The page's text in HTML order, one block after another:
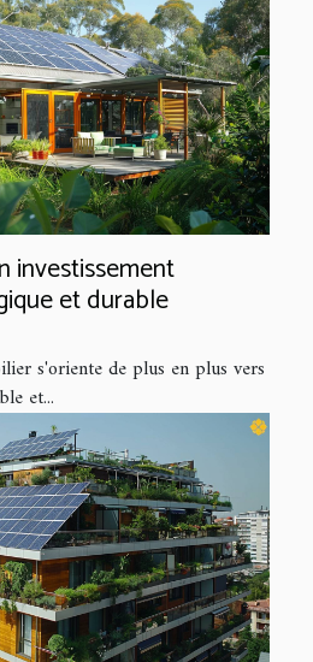
investissement
et durable
s'oriente de plus en plus vers
et...